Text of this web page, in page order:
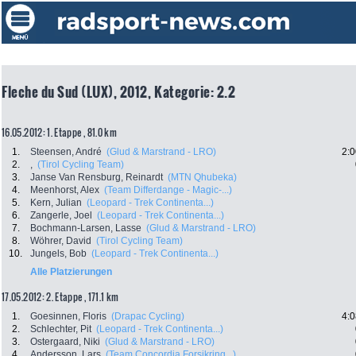
Fleche du Sud (LUX), 2012, Kategorie: 2.2
16.05.2012: 1. Etappe , 81.0 km
1. Steensen, André (Glud & Marstrand - LRO)
2.
, (Tirol Cycling Team)
3.
Janse Van Rensburg, Reinardt (MTN Qhubeka)
4.
Meenhorst, Alex (Team Differdange - Magic-...)
5.
Kern, Julian (Leopard - Trek Continenta...)
6.
Zangerle, Joel
(Leopard - Trek Continenta...)
7.
Bochmann-Larsen, Lasse (Glud & Marstrand - LRO)
8.
Wöhrer, David (Tirol Cycling Team)
10.
Jungels, Bob (Leopard - Trek Continenta...)
Alle Platzierungen
17.05.2012: 2. Etappe , 171.1 km
1. Goesinnen, Floris (Drapac Cycling)
2.
Schlechter, Pit (Leopard - Trek Continenta...)
3.
Ostergaard, Niki (Glud & Marstrand - LRO)